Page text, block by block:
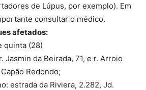
de Lúpus, por exemplo). Em
consultar o médico.
afetados:
quinta (28)
Jasmin da Beirada, 71, e r. Arroio
Redondo;
estrada da Riviera, 2.282, Jd.